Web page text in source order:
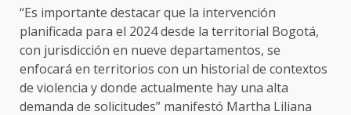
“Es importante destacar que la intervención
planificada para el 2024 desde la territorial Bogotá,
con jurisdicción en nueve departamentos, se
enfocará en territorios con un historial de contextos
de violencia y donde actualmente hay una alta
demanda de solicitudes” manifestó Martha Liliana